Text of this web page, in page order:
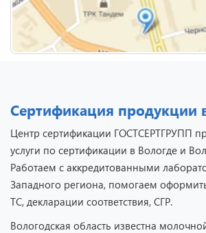
Сертификация продукции
Центр сертификации ГОСТСЕРТГРУПП
услуги по сертификации в Вологде и
Работаем с аккредитованными
Западного региона, помогаем
ТС, декларации соответствия, СГР.
Вологодская область известна